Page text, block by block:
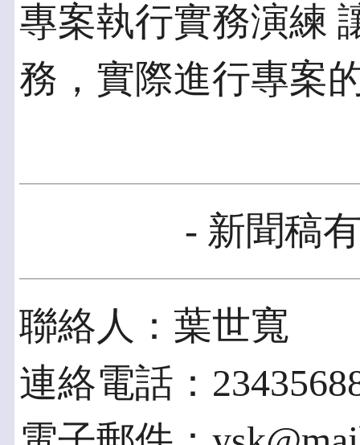
專案執行實務演練
務，實際進行專案
- 新聞稿
聯絡人：葉世寬
連絡電話：